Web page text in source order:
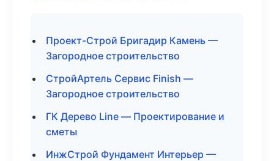
Проект-Строй Бригадир Камень —
Загородное строительство
СтройАртель Сервис Finish —
Загородное строительство
ГК Дерево Line — Проектирование и
сметы
ИнжСтрой Фундамент Интерьер —